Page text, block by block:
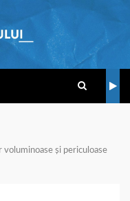
voluminoase și periculoase